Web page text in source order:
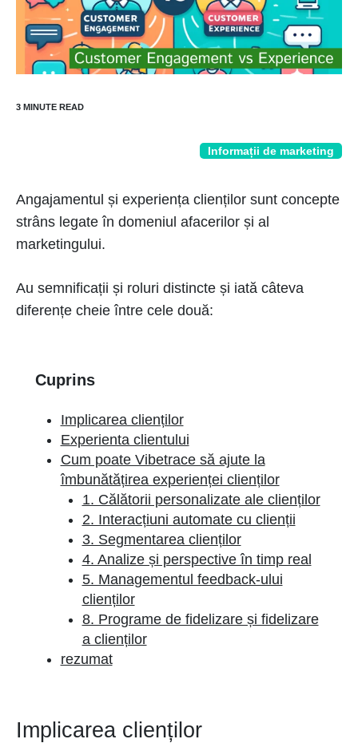
Informații de marketing
Angajamentul și experiența clienților sunt concepte
strâns legate în domeniul afacerilor și al
marketingului.
Au semnificații și roluri distincte și iată câteva
diferențe cheie între cele două:
Cuprins
Implicarea clienților
Experienta clientului
Cum poate Vibetrace să ajute la
îmbunătățirea experienței clienților
1. Călătorii personalizate ale clienților
2. Interacțiuni automate cu clienții
3. Segmentarea clienților
4. Analize și perspective în timp real
5. Managementul feedback-ului
clienților
8. Programe de fidelizare și fidelizare
a clienților
rezumat
Implicarea clienților